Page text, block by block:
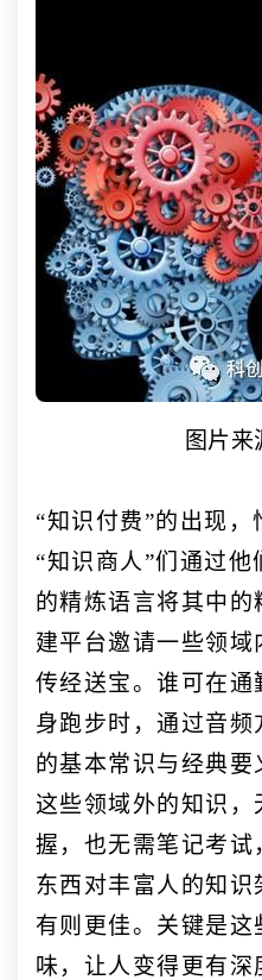
图片来
“知识付费”的出现，
“知识商人”们通过
的精炼语言将其中
建平台邀请一些领
传经送宝。谁可在
身跑步时，通过音
的基本常识与经典要
这些领域外的知识
握，也无需笔记考试
东西对丰富人的知识
有则更佳。关键是
味，让人变得更有